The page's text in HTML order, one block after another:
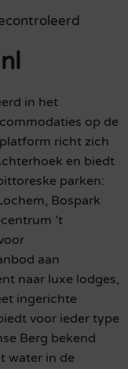
in het
op de
richt zich
en biedt
parken:
Bospark
’t
aan
naar luxe lodges,
ingerichte
voor ieder type
Berg bekend
water in de